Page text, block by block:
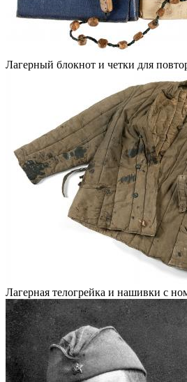
Лагерный блокнот и четки для
Лагерная телогрейка и нашивки с